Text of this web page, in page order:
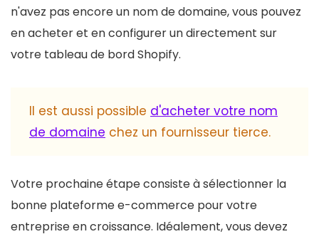
n'avez pas encore un nom de domaine, vous pouvez
en acheter et en configurer un directement sur
votre tableau de bord Shopify.
Il est aussi possible d'acheter votre nom
de domaine chez un fournisseur tierce.
Votre prochaine étape consiste à sélectionner la
bonne plateforme e-commerce pour votre
entreprise en croissance. Idéalement, vous devez